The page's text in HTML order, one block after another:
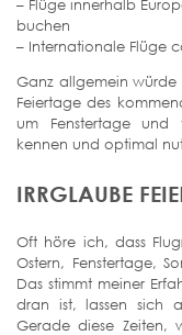
– Flüge innerhalb
buchen
– Internationale Flüge
Ganz allgemein würde
Feiertage des
um Fenstertage und
kennen und optimal
IRRGLAUBE
Oft höre ich, dass
Ostern, Fenstertage,
Das stimmt meiner
dran ist, lassen sich
Gerade diese Zeiten,